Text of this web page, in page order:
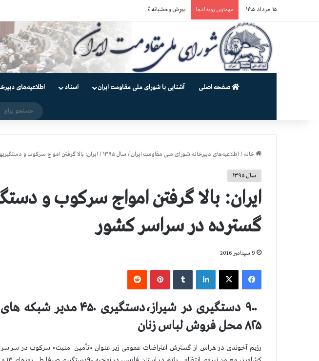
۱۵ مرداد ۱۴۰۵ مهمترین رویدادها یورش وحشیانه گارد زندان اوین به سالن ۵ بند ۷ و ضرب و شتم زندانیان
صفحه اصلی آشنایی با شورای ملی مقاومت ایران اسناد اطلاعیه‌های
خانه / اطلاعیه‌های دبیرخانه شورای ملی مقاومت ایران/ سال ۱۳۹۵ / ایران: بالا گرفتن امواج سرکوب و
سال ۱۳۹۵
ایران: بالا گرفتن امواج سرکوب و
گسترده در سراسر کشور
9 سپتامبر 2016
فیس بوک X ‫پین‌ترست
۹۰۰ دستگیری در
۸۲۵ محل فروش لباس زنان
رژیم آخوندی در هراس از گسترش اعتراضات عمومی زیر عنوان «تأمین امنیت» سرکوب در